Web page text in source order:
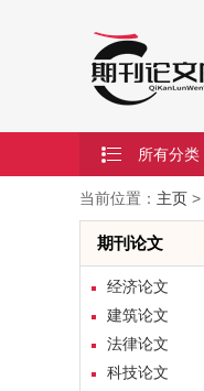
所有分类
当前位置： 主页 >
期刊论文
经济论文
建筑论文
法律论文
科技论文